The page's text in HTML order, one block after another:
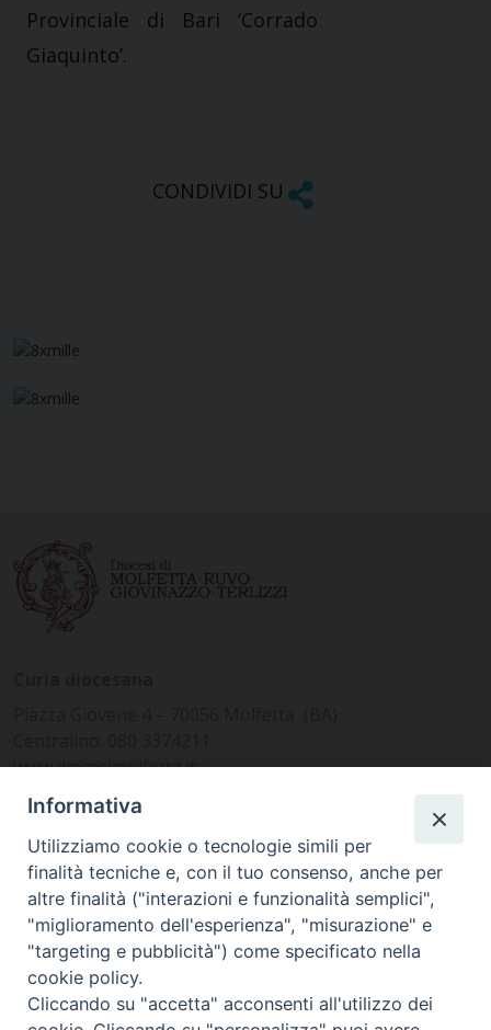
Provinciale di Bari ‘Corrado
Giaquinto’.
CONDIVIDI SU
www.diocesimolfetta.it –
diocesimolfetta@pec.chiesacattolica.it
Ufficio Comunicazioni sociali
Piazza Giovene 4 – 70056 Molfetta (BA)
comunicazionisociali@diocesimolfetta.it
SEGUICI SU
Informativa
Utilizziamo cookie o tecnologie simili per
finalità tecniche e, con il tuo consenso, anche per
altre finalità ("interazioni e funzionalità semplici",
"miglioramento dell'esperienza", "misurazione" e
"targeting e pubblicità") come specificato nella
cookie policy.
Cliccando su "accetta" acconsenti all'utilizzo dei